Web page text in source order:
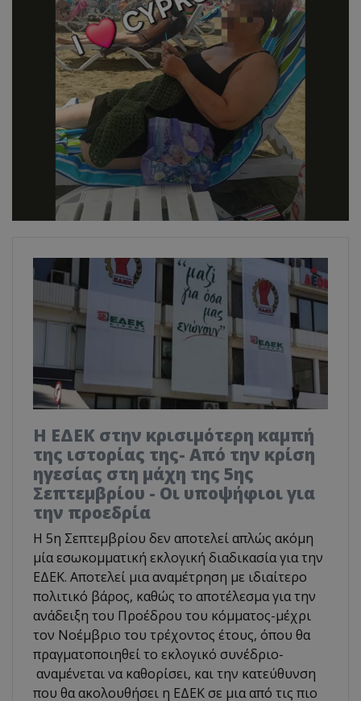
Η ΕΔΕΚ στην κρισιμότερη καμπή
της ιστορίας της- Από την κρίση
ηγεσίας στη μάχη της 5ης
Σεπτεμβρίου - Οι υποψήφιοι για
την προεδρία
Η 5η Σεπτεμβρίου δεν αποτελεί απλώς ακόμη
μία εσωκομματική εκλογική διαδικασία για την
ΕΔΕΚ. Αποτελεί μια αναμέτρηση με ιδιαίτερο
πολιτικό βάρος, καθώς το αποτέλεσμα για την
ανάδειξη του Προέδρου του κόμματος-μέχρι
τον Νοέμβριο του τρέχοντος έτους, όπου θα
πραγματοποιηθεί το εκλογικό συνέδριο-
αναμένεται να καθορίσει, και την κατεύθυνση
που θα ακολουθήσει η ΕΔΕΚ σε μια από τις πιο